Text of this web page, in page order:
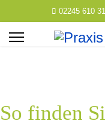
02245 610
So finden